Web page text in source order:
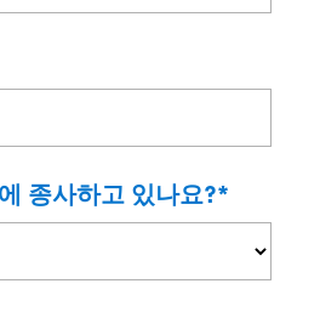
종사하고 있나요?*